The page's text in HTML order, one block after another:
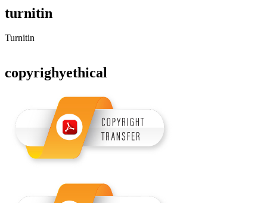
turnitin
Turnitin
copyrighyethical